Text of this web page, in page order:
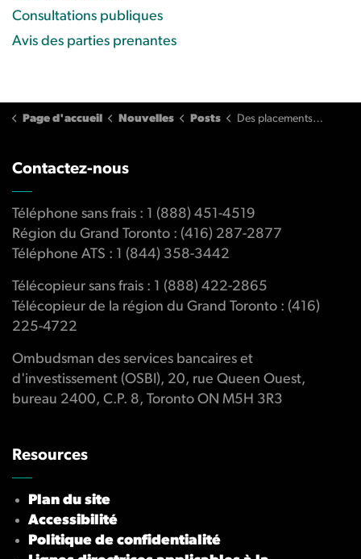
Consultations publiques
Avis des parties prenantes
Page d'accueil Nouvelles Posts Des placements inappropriés entraînent un préjudice financier
Contactez-nous
Téléphone sans frais : 1 (888) 451-4519
Région du Grand Toronto : (416) 287-2877
Téléphone ATS : 1 (844) 358-3442
Télécopieur sans frais : 1 (888) 422-2865
Télécopieur de la région du Grand Toronto : (416)
225-4722
Ombudsman des services bancaires et
d'investissement (OSBI), 20, rue Queen Ouest,
bureau 2400, C.P. 8, Toronto ON M5H 3R3
Resources
Plan du site
Accessibilité
Politique de confidentialité